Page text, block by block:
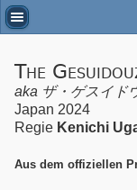
The
aka ザ・ゲスイド
Japan 2024
Regie Kenichi
Aus dem offiziellen